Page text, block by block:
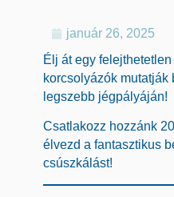
január 26, 2025
Élj át egy
korcsolyázók
legszebb jégpályáján!
Csatlakozz hozzánk
élvezd a fantasztikus
csúszkálást!